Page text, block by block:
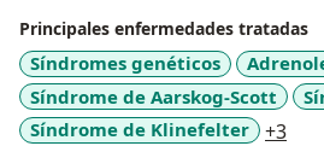
embarazo y prepararlos para un
nacimiento de un bebe sano
las posibilidades.
Me caracterizo por un trato
Principales enfermedades tratadas
Síndromes genéticos
Síndrome de Aarskog-Scott
Síndrome de Klinefelter
+3